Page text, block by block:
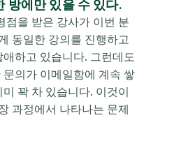
방에만 있을 수 있다.
점을 받은 강사가 이번 분
동일한 강의를 진행하고
하고 있습니다. 그런데도
의가 이메일함에 계속 쌓
꽉 차 있습니다. 이것이
과정에서 나타나는 문제